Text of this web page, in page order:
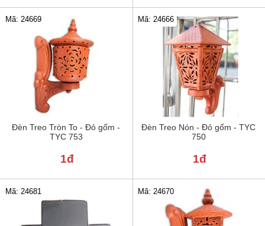
Đèn Treo Tròn To - Đỏ gốm -
TYC 753
Mã: 24669
1đ
Đèn Treo Nón - Đỏ gốm - TYC
750
Mã: 24666
1đ
Mã: 24681 Mã: 24670